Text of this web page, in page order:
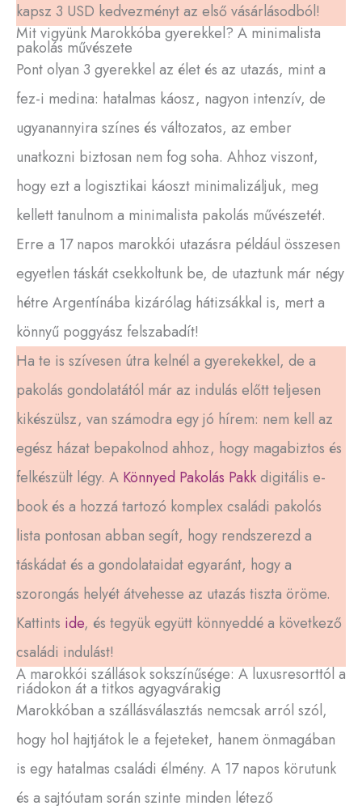
kapsz 3 USD kedvezményt az első vásárlásodból!
Mit vigyünk Marokkóba gyerekkel? A minimalista
pakolás művészete
Pont olyan 3 gyerekkel az élet és az utazás, mint a
fez-i medina: hatalmas káosz, nagyon intenzív, de
ugyanannyira színes és változatos, az ember
unatkozni biztosan nem fog soha. Ahhoz viszont,
hogy ezt a logisztikai káoszt minimalizáljuk, meg
kellett tanulnom a minimalista pakolás művészetét.
Erre a 17 napos marokkói utazásra például összesen
egyetlen táskát csekkoltunk be, de utaztunk már négy
hétre Argentínába kizárólag hátizsákkal is, mert a
könnyű poggyász felszabadít!
Ha te is szívesen útra kelnél a gyerekekkel, de a
pakolás gondolatától már az indulás előtt teljesen
kikészülsz, van számodra egy jó hírem: nem kell az
egész házat bepakolnod ahhoz, hogy magabiztos és
felkészült légy. A Könnyed Pakolás Pakkdigitális e-
book és a hozzá tartozó komplex családi pakolós
lista pontosan abban segít, hogy rendszerezd a
táskádat és a gondolataidat egyaránt, hogy a
szorongás helyét átvehesse az utazás tiszta öröme.
Kattints ide, és tegyük együtt könnyeddé a következő
családi indulást!
A marokkói szállások sokszínűsége: A luxusresorttól a
riádokon át a titkos agyagvárakig
Marokkóban a szállásválasztás nemcsak arról szól,
hogy hol hajtjátok le a fejeteket, hanem önmagában
is egy hatalmas családi élmény. A 17 napos körutunk
és a sajtóutam során szinte minden létező